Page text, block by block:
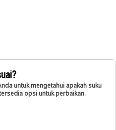
untuk mengetahui apakah suku
opsi untuk perbaikan.